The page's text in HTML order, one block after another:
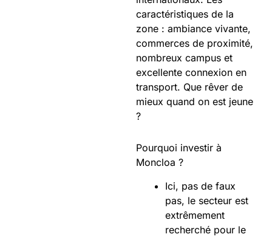
caractéristiques de la
zone : ambiance vivante,
commerces de proximité,
nombreux campus et
excellente connexion en
transport. Que rêver de
mieux quand on est jeune
?
Pourquoi investir à
Moncloa ?
Ici, pas de faux
pas, le secteur est
extrêmement
recherché pour le